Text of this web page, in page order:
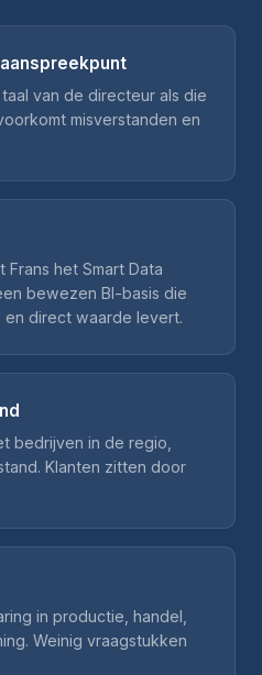
van de directeur als die
misverstanden en
Frans het Smart Data
bewezen BI-basis die
en direct waarde levert.
bedrijven in de regio,
Klanten zitten door
in productie, handel,
Weinig vraagstukken